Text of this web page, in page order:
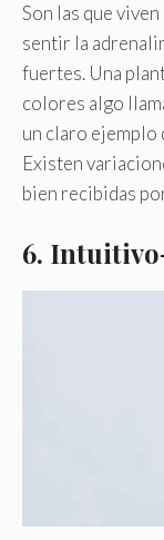
Son las que
sentir la
fuertes. Una
colores algo
un claro ejemplo
Existen
bien recibidas
6.